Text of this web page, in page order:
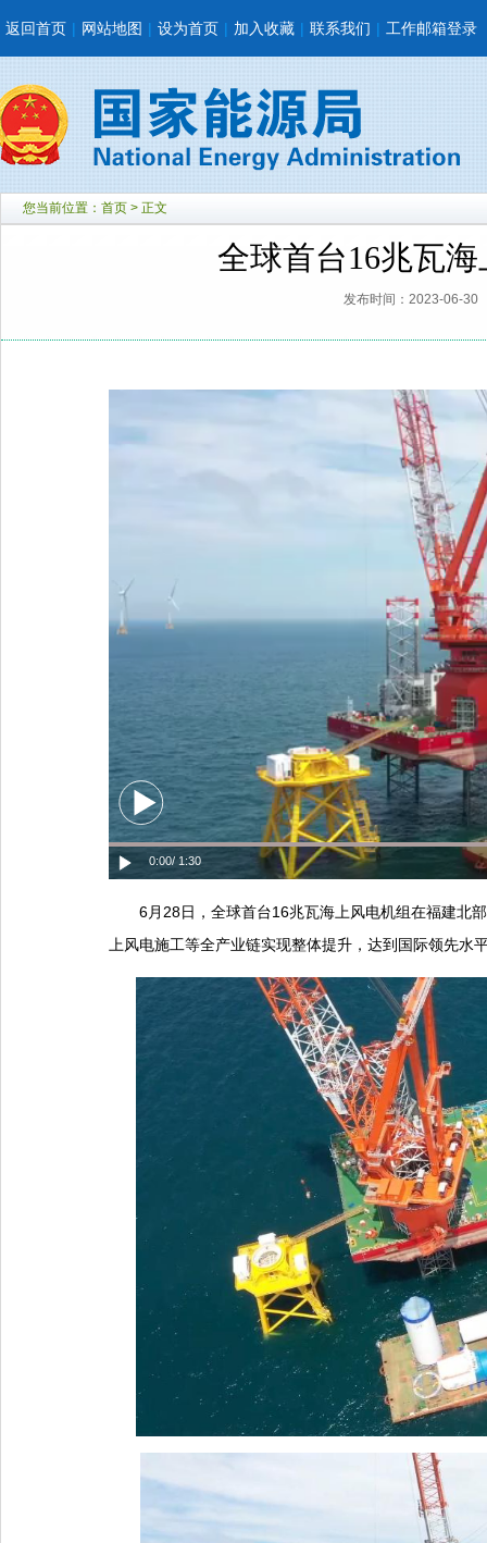
返回首页 | 网站地图 | 设为首页 | 加入收藏 | 联系我们 | 工作邮箱登录
您当前位置： 首页 > 正文
全球首台16兆瓦
发布时间：2023-06-30
0:00/ 1:30
6月28日，全球首台16兆瓦海上风电机组在福建北部
上风电施工等全产业链实现整体提升，达到国际领先水